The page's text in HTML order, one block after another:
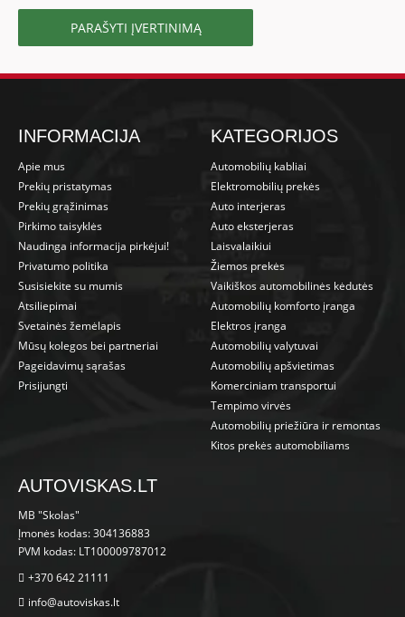
PARAŠYTI ĮVERTINIMĄ
INFORMACIJA
Apie mus
Prekių pristatymas
Prekių grąžinimas
Pirkimo taisyklės
Naudinga informacija pirkėjui!
Privatumo politika
Susisiekite su mumis
Atsiliepimai
Svetainės žemėlapis
Mūsų kolegos bei partneriai
Pageidavimų sąrašas
Prisijungti
KATEGORIJOS
Automobilių kabliai
Elektromobilių prekės
Auto interjeras
Auto eksterjeras
Laisvalaikiui
Žiemos prekės
Vaikiškos automobilinės kėdutės
Automobilių komforto įranga
Elektros įranga
Automobilių valytuvai
Automobilių apšvietimas
Komerciniam transportui
Tempimo virvės
Automobilių priežiūra ir remontas
Kitos prekės automobiliams
AUTOVISKAS.LT
MB "Skolas"
Įmonės kodas: 304136883
PVM kodas: LT100009787012
+370 642 21111
info@autoviskas.lt